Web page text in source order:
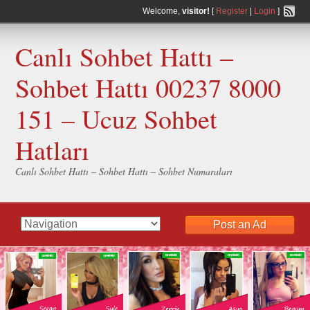
Welcome, visitor! [ Register| Login ]
Canlı Sohbet Hattı –
Sohbet Hattı 00237 8000
151 – Ucuz Sohbet
Hatları
Canlı Sohbet Hattı – Sohbet Hattı – Sohbet Numaraları
Post an Ad